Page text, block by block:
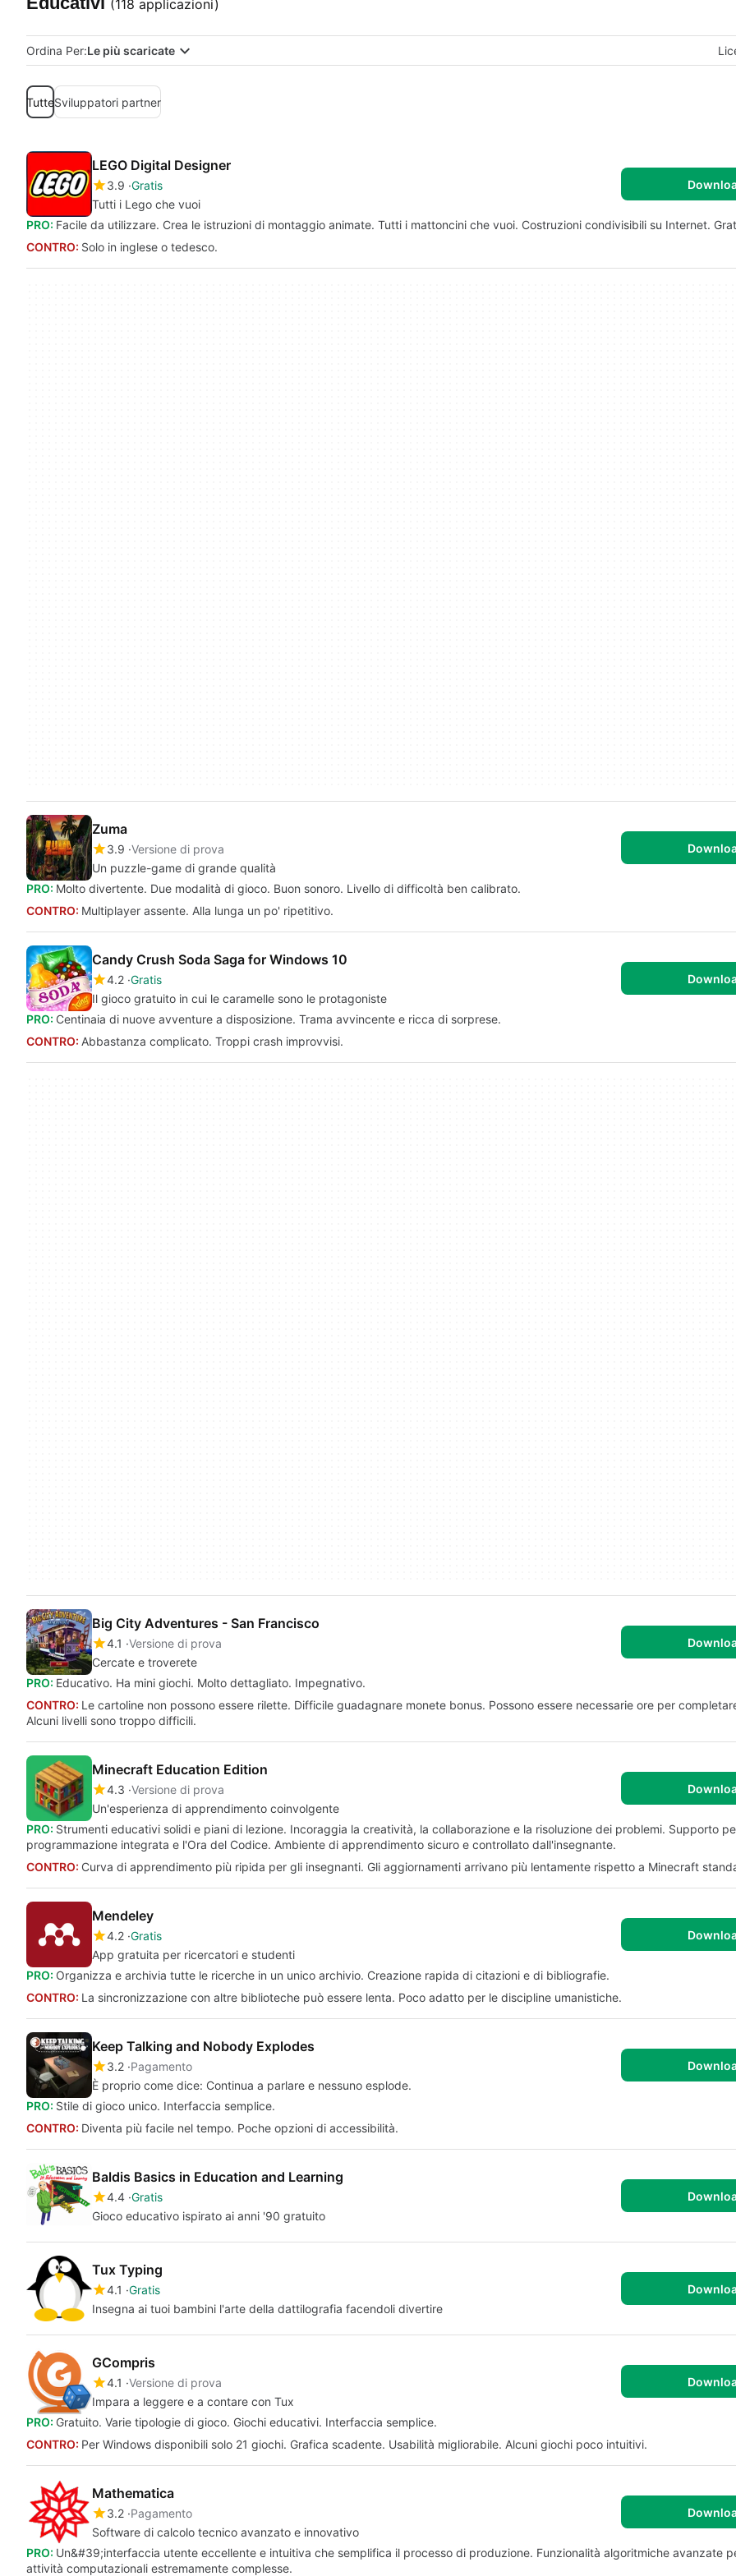
(118 applicazioni)
Ordina Per:Le più scaricate
TutteSviluppatori partner
LEGO Digital Designer
3.9 Gratis
Tutti i Lego che vuoi
PRO: Facile da utilizzare. Crea le istruzioni di montaggio animate. Tutti i mattoncini che vuoi. Costruzioni condivisibili su Internet.
CONTRO: Solo in inglese o tedesco.
Zuma
3.9 Versione di prova
Un puzzle-game di grande qualità
PRO: Molto divertente. Due modalità di gioco. Buon sonoro. Livello di difficoltà ben calibrato.
CONTRO: Multiplayer assente. Alla lunga un po' ripetitivo.
Candy Crush Soda Saga for Windows 10
4.2 Gratis
Il gioco gratuito in cui le caramelle sono le protagoniste
PRO: Centinaia di nuove avventure a disposizione. Trama avvincente e ricca di sorprese.
CONTRO: Abbastanza complicato. Troppi crash improvvisi.
Big City Adventures - San Francisco
4.1 Versione di prova
Cercate e troverete
PRO: Educativo. Ha mini giochi. Molto dettagliato. Impegnativo.
CONTRO: Le cartoline non possono essere rilette. Difficile guadagnare monete bonus. Possono essere necessarie ore per
Alcuni livelli sono troppo difficili.
Minecraft Education Edition
4.3 Versione di prova
Un'esperienza di apprendimento coinvolgente
PRO: Strumenti educativi solidi e piani di lezione. Incoraggia la creatività, la collaborazione e la risoluzione dei problemi. Supporto
programmazione integrata e l'Ora del Codice. Ambiente di apprendimento sicuro e controllato dall'insegnante.
CONTRO: Curva di apprendimento più ripida per gli insegnanti. Gli aggiornamenti arrivano più lentamente rispetto a Minecraft
Mendeley
4.2 Gratis
App gratuita per ricercatori e studenti
PRO: Organizza e archivia tutte le ricerche in un unico archivio. Creazione rapida di citazioni e di bibliografie.
CONTRO: La sincronizzazione con altre biblioteche può essere lenta. Poco adatto per le discipline umanistiche.
Keep Talking and Nobody Explodes
3.2 Pagamento
È proprio come dice: Continua a parlare e nessuno esplode.
PRO: Stile di gioco unico. Interfaccia semplice.
CONTRO: Diventa più facile nel tempo. Poche opzioni di accessibilità.
Baldis Basics in Education and Learning
4.4 Gratis
Gioco educativo ispirato ai anni '90 gratuito
Tux Typing
4.1 Gratis
Insegna ai tuoi bambini l'arte della dattilografia facendoli divertire
GCompris
4.1 Versione di prova
Impara a leggere e a contare con Tux
PRO: Gratuito. Varie tipologie di gioco. Giochi educativi. Interfaccia semplice.
CONTRO: Per Windows disponibili solo 21 giochi. Grafica scadente. Usabilità migliorabile. Alcuni giochi poco intuitivi.
Mathematica
3.2 Pagamento
Software di calcolo tecnico avanzato e innovativo
PRO: Un&#39;interfaccia utente eccellente e intuitiva che semplifica il processo di produzione. Funzionalità algoritmiche avanzate
attività computazionali estremamente complesse.